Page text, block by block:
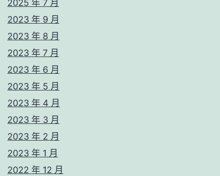
2025 年 7 月
2023 年 9 月
2023 年 8 月
2023 年 7 月
2023 年 6 月
2023 年 5 月
2023 年 4 月
2023 年 3 月
2023 年 2 月
2023 年 1 月
2022 年 12 月